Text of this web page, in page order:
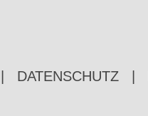
DATENSCHUTZ